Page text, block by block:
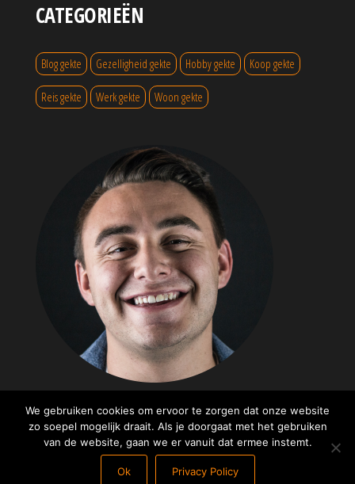
CATEGORIEËN
Blog gekte Gezelligheid gekte Hobby gekte Koop gekte
Reis gekte Werk gekte Woon gekte
Ondersteund doorWordPress|Thema:Popularis
Writer
We gebruiken cookies om ervoor te zorgen dat onze website
zo soepel mogelijk draait. Als je doorgaat met het gebruiken
van de website, gaan we er vanuit dat ermee instemt.
Ok Privacy Policy